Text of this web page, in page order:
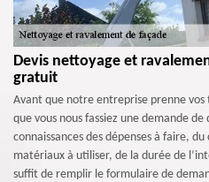
Devis nettoyage et
gratuit
Avant que notre entreprise prenne
que vous nous fassiez une demande
connaissances des dépenses à faire,
matériaux à utiliser, de la durée de
suffit de remplir le formulaire de